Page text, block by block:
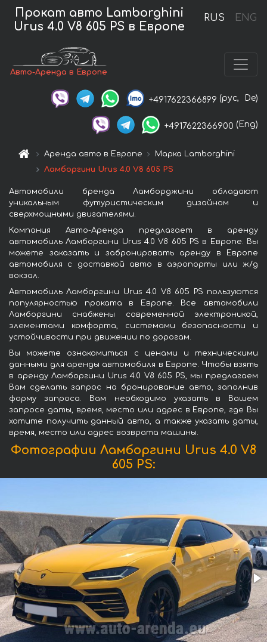
RUS ENG
Прокат авто Lamborghini
Urus 4.0 V8 605 PS в Европе
Авто-Аренда в Европе
+4917622366899 (рус, De)
+4917622366900 (Eng)
Аренда авто в Европе
Марка Lamborghini
Ламборгини Urus 4.0 V8 605 PS
Автомобили бренда Ламборджини обладают
уникальным футуристическим дизайном и
сверхмощными двигателями.
Компания Авто-Аренда предлагает в аренду
автомобиль Ламборгини Urus 4.0 V8 605 PS в Европе. Вы
можете заказать и забронировать аренду в Европе
автомобиля с доставкой авто в аэропорты или ж/д
вокзал.
Автомобиль Ламборгини Urus 4.0 V8 605 PS пользуются
популярностью проката в Европе. Все автомобили
Ламборгини снабжены современной электроникой,
элементами комфорта, системами безопасности и
устойчивости при движении по дорогам.
Вы можете ознакомиться с ценами и техническими
данными для аренды автомобиля в Европе. Чтобы взять
в аренду Ламборгини Urus 4.0 V8 605 PS, мы предлагаем
Вам сделать запрос на бронирование авто, заполнив
форму запроса. Вам необходимо указать в Вашем
запросе даты, время, место или адрес в Европе, где Вы
хотите получить данный авто, а также указать даты,
время, место или адрес возврата машины.
Фотографии Ламборгини Urus 4.0 V8
605 PS: